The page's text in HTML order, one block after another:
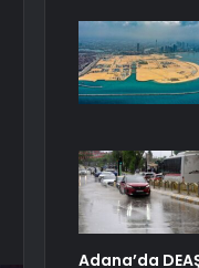
Adana’da